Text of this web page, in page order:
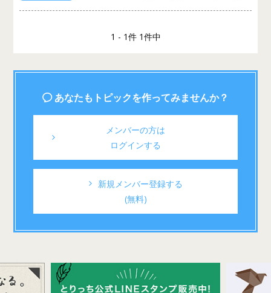
1 - 1件 1件中
あなたもトピックを作ってみませんか？
メンバーの方は
ログインする
新規メンバー登録する
(無料)